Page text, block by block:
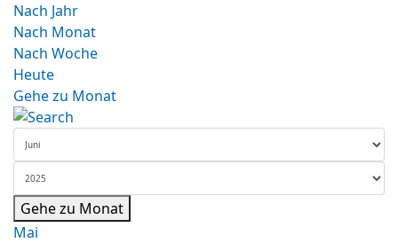
Nach Jahr
Nach Monat
Nach Woche
Heute
Gehe zu Monat
Gehe zu Monat
Mai